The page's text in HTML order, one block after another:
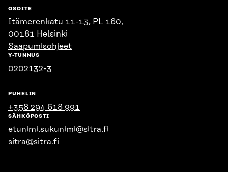
OSOITE
Itämerenkatu 11-13, PL 160,
00181 Helsinki
Saapumisohjeet
Y-TUNNUS
0202132-3
PUHELIN
+358 294 618 991
SÄHKÖPOSTI
etunimi.sukunimi@sitra.fi
sitra@sitra.fi